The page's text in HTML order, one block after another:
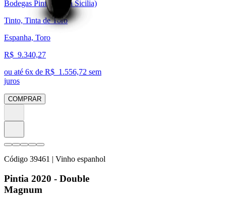
Bodegas Pintia (Vega Sicilia)
Tinto, Tinta de Toro
Espanha, Toro
R$ 9.340,27
ou até 6x de R$ 1.556,72 sem
juros
COMPRAR
Código 39461 | Vinho espanhol
Pintia 2020 - Double
Magnum